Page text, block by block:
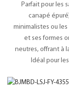
Parfait pour les
canapé
minimalistes ou
et ses formes
neutres, offrant à
Idéal pour